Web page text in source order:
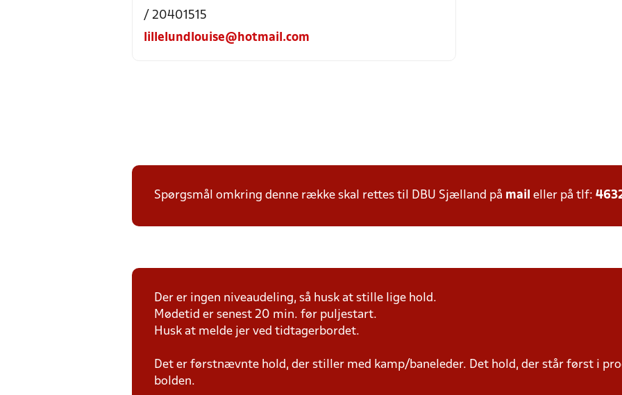
/ 20401515
lillelundlouise@hotmail.com
Spørgsmål omkring denne række skal rettes til DBU Sjælland på mail eller på tlf:
Der er ingen niveaudeling, så husk at stille lige hold.
Mødetid er senest 20 min. før puljestart.
Husk at melde jer ved tidtagerbordet.
Det er førstnævnte hold, der stiller med kamp/baneleder. Det hold, der står først i
bolden.